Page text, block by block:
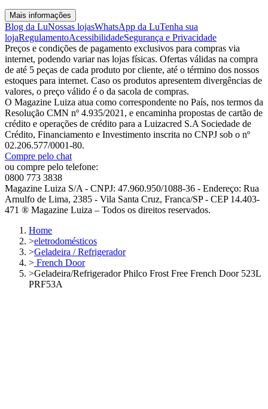
Mais informações
Blog da LuNossas lojasWhatsApp da LuTenha sua
lojaRegulamentoAcessibilidadeSegurança e Privacidade
Preços e condições de pagamento exclusivos para compras via
internet, podendo variar nas lojas físicas. Ofertas válidas na compra
de até 5 peças de cada produto por cliente, até o término dos nossos
estoques para internet. Caso os produtos apresentem divergências de
valores, o preço válido é o da sacola de compras.
O Magazine Luiza atua como correspondente no País, nos termos da
Resolução CMN nº 4.935/2021, e encaminha propostas de cartão de
crédito e operações de crédito para a Luizacred S.A Sociedade de
Crédito, Financiamento e Investimento inscrita no CNPJ sob o nº
02.206.577/0001-80.
Compre pelo chat
ou compre pelo telefone:
0800 773 3838
Magazine Luiza S/A - CNPJ: 47.960.950/1088-36 - Endereço: Rua
Arnulfo de Lima, 2385 - Vila Santa Cruz, Franca/SP - CEP 14.403-
471 ® Magazine Luiza – Todos os direitos reservados.
Home
>eletrodomésticos
>Geladeira / Refrigerador
> French Door
>Geladeira/Refrigerador Philco Frost Free French Door 523L
PRF53A